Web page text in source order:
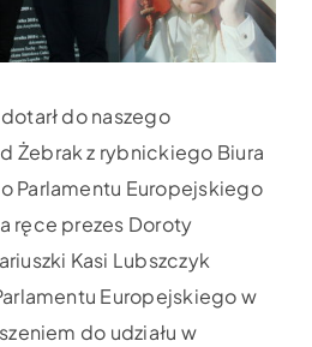
do naszego
Żebrak z rybnickiego Biura
Parlamentu Europejskiego
ręce prezes Doroty
Kasi Lubszczyk
Europejskiego w
do udziału w